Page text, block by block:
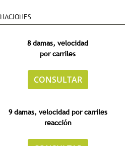
NACIONES
8 damas, velocidad
por carriles
CONSULTAR
9 damas, velocidad por carriles
reacción